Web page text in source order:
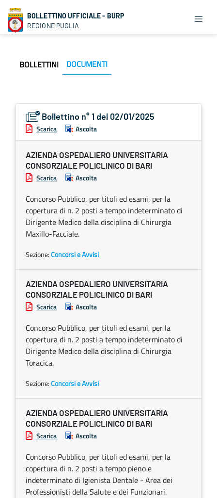
BOLLETTINO UFFICIALE - BURP
REGIONE PUGLIA
BOLLETTINI DOCUMENTI
Bollettino n° 1 del 02/01/2025
Scarica Ascolta
AZIENDA OSPEDALIERO UNIVERSITARIA
CONSORZIALE POLICLINICO DI BARI
Scarica Ascolta
Concorso Pubblico, per titoli ed esami, per la
copertura di n. 2 posti a tempo indeterminato di
Dirigente Medico della disciplina di Chirurgia
Maxillo-Facciale.
Sezione:Concorsi e Avvisi
AZIENDA OSPEDALIERO UNIVERSITARIA
CONSORZIALE POLICLINICO DI BARI
Scarica Ascolta
Concorso Pubblico, per titoli ed esami, per la
copertura di n. 2 posti a tempo indeterminato di
Dirigente Medico della disciplina di Chirurgia
Toracica.
Sezione:Concorsi e Avvisi
AZIENDA OSPEDALIERO UNIVERSITARIA
CONSORZIALE POLICLINICO DI BARI
Scarica Ascolta
Concorso Pubblico, per titoli ed esami, per la
copertura di n. 2 posti a tempo pieno e
indeterminato di Igienista Dentale - Area dei
Professionisti della Salute e dei Funzionari.